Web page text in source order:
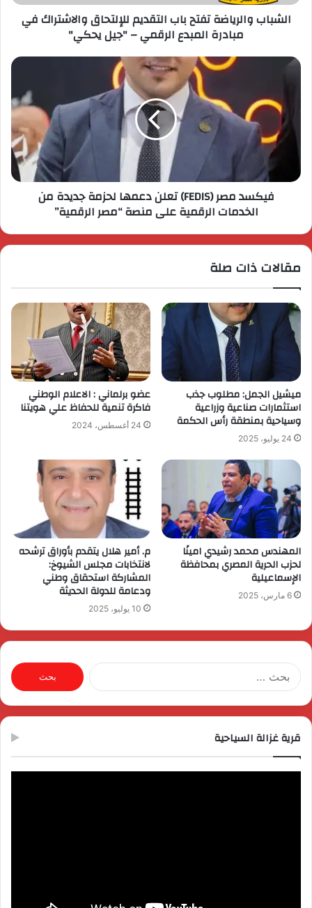
الشباب والرياضة تفتح باب التقديم للإلتحاق والاشتراك في
مبادرة المبدع الرقمي – "جيل يحكي"
فيكسد مصر (FEDIS) تعلن دعمها لحزمة جديدة من
الخدمات الرقمية على منصة “مصر الرقمية”
مقالات ذات صلة
ميشيل الجمل: مطلوب جذب
استثمارات صناعية وزراعية
وسياحية بمنطقة رأس الحكمة
24 يوليو، 2025
عضو برلماني : الاعلام الوطني
فاكرة تنمية للحفاظ علي هويتنا
24 أغسطس، 2024
المهندس محمد رشيدي امينًا
لحزب الحرية المصري بمحافظة
الإسماعيلية
6 مارس، 2025
م. أمير هلال يتقدم بأوراق ترشحه
لانتخابات مجلس الشيوخ:
المشاركة استحقاق وطني
ودعامة للدولة الحديثة
10 يوليو، 2025
البحث
عن:
قرية غزالة السياحية